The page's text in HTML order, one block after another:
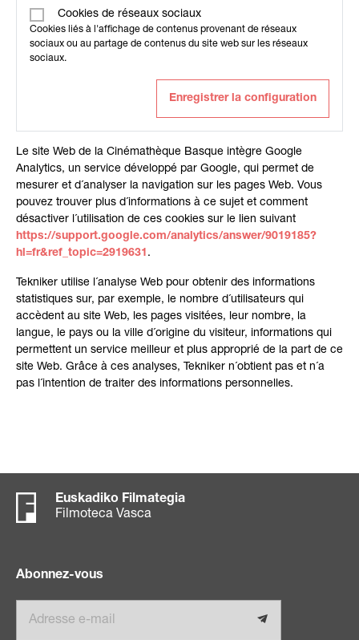
Cookies de réseaux sociaux
Cookies liés à l'affichage de contenus provenant de réseaux
sociaux ou au partage de contenus du site web sur les réseaux
sociaux.
Enregistrer la configuration
Le site Web de la Cinémathèque Basque intègre Google
Analytics, un service développé par Google, qui permet de
mesurer et d´analyser la navigation sur les pages Web. Vous
pouvez trouver plus d´informations à ce sujet et comment
désactiver l´utilisation de ces cookies sur le lien suivant
https://support.google.com/analytics/answer/9019185?
hl=fr&ref_topic=2919631 .
Tekniker utilise l´analyse Web pour obtenir des informations
statistiques sur, par exemple, le nombre d´utilisateurs qui
accèdent au site Web, les pages visitées, leur nombre, la
langue, le pays ou la ville d´origine du visiteur, informations qui
permettent un service meilleur et plus approprié de la part de ce
site Web. Grâce à ces analyses, Tekniker n´obtient pas et n´a
pas l´intention de traiter des informations personnelles.
Euskadiko Filmategia
Filmoteca Vasca
Abonnez-vous